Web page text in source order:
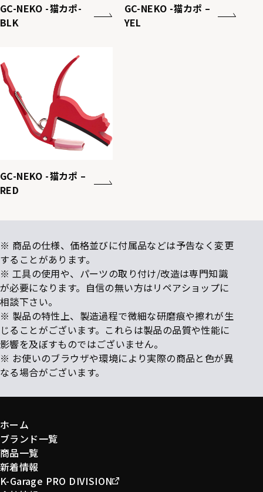
GC-NEKO -猫カポ-
BLK
GC-NEKO -猫カポ –
YEL
GC-NEKO -猫カポ –
RED
※ 商品の仕様、価格並びに付属品などは予告なく変更
することがあります。
※ 工具の使用や、パーツの取り付け/改造は専門知識
が必要になります。自信の無い方はリペアショップに
相談下さい。
※ 製品の特性上、製造過程で微細な研磨痕や擦れが生
じることがございます。これらは製品の品質や性能に
影響を及ぼすものではございません。
※ お使いのブラウザや環境により実際の商品と色が異
なる場合がございます。
ホーム
ブランド一覧
商品一覧
新着情報
K-Garage PRO DIVISION